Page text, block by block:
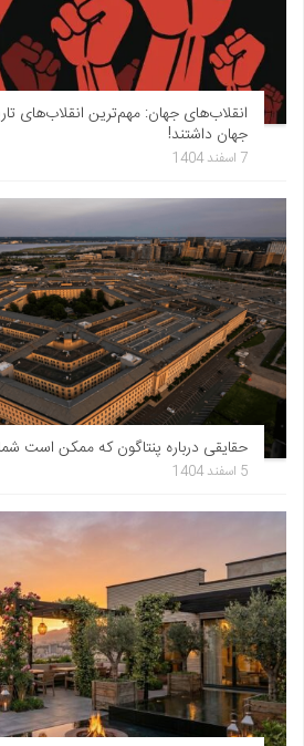
انقلاب‌های جهان: مهم‌ترین انقلاب‌های
جهان داشتند!
7 اسفند 1404
حقایقی درباره پنتاگون که ممکن است
5 اسفند 1404